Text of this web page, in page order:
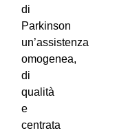
di
Parkinson
un’assistenza
omogenea,
di
qualità
e
centrata